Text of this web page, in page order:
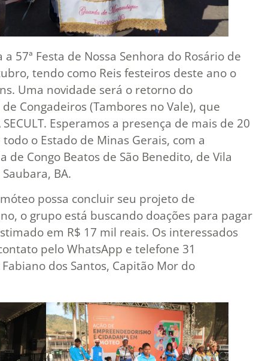
57ª Festa de Nossa Senhora do Rosário de
tendo como Reis festeiros deste ano o
Uma novidade será o retorno do
Congadeiros (Tambores no Vale), que
Esperamos a presença de mais de 20
o Estado de Minas Gerais, com a
de Congo Beatos de São Benedito, de Vila
BA.
possa concluir seu projeto de
o grupo está buscando doações para pagar
em R$ 17 mil reais. Os interessados
pelo WhatsApp e telefone 31
dos Santos, Capitão Mor do